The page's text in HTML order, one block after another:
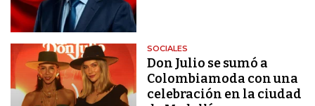
SOCIALES
Don Julio se sumó a
Colombiamoda con una
celebración en la ciudad